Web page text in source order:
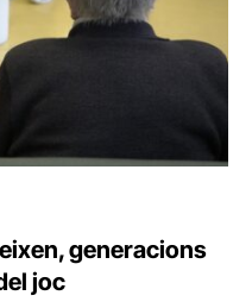
generacions
joc